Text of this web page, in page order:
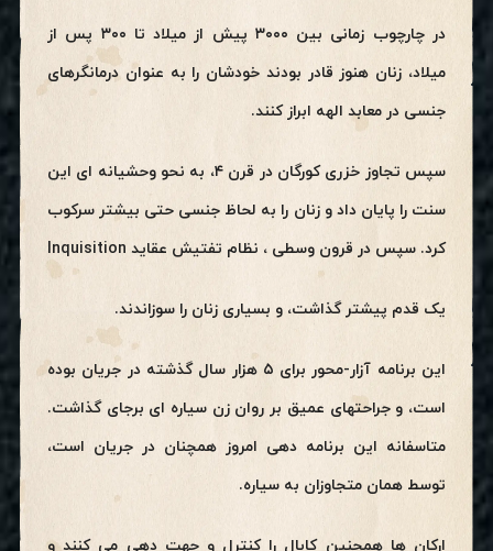
در چارچوب زمانی بین ۳۰۰۰ پیش از میلاد تا ۳۰۰ پس از
میلاد، زنان هنوز قادر بودند خودشان را به عنوان درمانگرهای
جنسی در معابد الهه ابراز کنند.
سپس تجاوز خزری کورگان در قرن ۴، به نحو وحشیانه ای این
سنت را پایان داد و زنان را به لحاظ جنسی حتی بیشتر سرکوب
کرد. سپس در قرون وسطی ، نظام تفتیش عقاید Inquisition
یک قدم پیشتر گذاشت، و بسیاری زنان را سوزاندند.
این برنامه آزار-محور برای ۵ هزار سال گذشته در جریان بوده
است، و جراحتهای عمیق بر روان زن سیاره ای برجای گذاشت.
متاسفانه این برنامه دهی امروز همچنان در جریان است،
توسط همان متجاوزان به سیاره.
ارکان ها همچنین کابال را کنترل و جهت دهی می کنند و